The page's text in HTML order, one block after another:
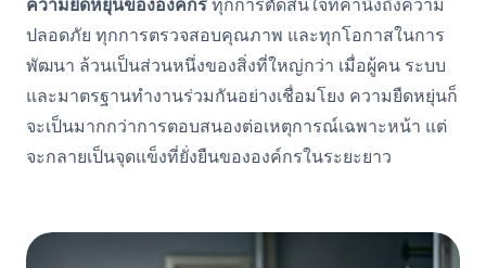
ปลอดภัย ทุกการตรวจสอบคุณภาพ และทุกโอกาสในการ
พัฒนา ล้วนเป็นส่วนหนึ่งของสิ่งที่ใหญ่กว่า เมื่อผู้คน ระบบ
และมาตรฐานทำงานร่วมกันอย่างเชื่อมโยง ความยืดหยุ่นก็
จะเป็นมากกว่าการตอบสนองต่อเหตุการณ์เฉพาะหน้า แต่
จะกลายเป็นจุดแข็งที่ยั่งยืนขององค์กรในระยะยาว